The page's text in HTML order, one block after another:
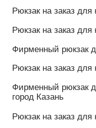
Толстовки на заказ для
Толстовка из флиса на
Владивосток
Толстовка для компании
Толстовка на молнии
Producers